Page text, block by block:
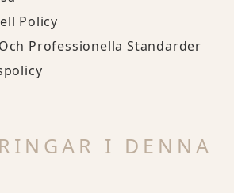
Policy
Professionella Standarder
I DENNA